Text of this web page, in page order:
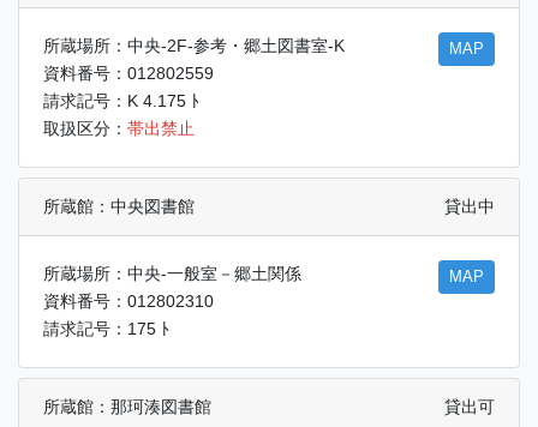
所蔵場所：中央-2F-参考・郷土図書室-K
資料番号：012802559
請求記号：K 4.175 ﾄ
取扱区分： 帯出禁止
MAP
所蔵館：中央図書館 貸出中
所蔵場所：中央-一般室－郷土関係
資料番号：012802310
請求記号：175 ﾄ
MAP
所蔵館：那珂湊図書館 貸出可